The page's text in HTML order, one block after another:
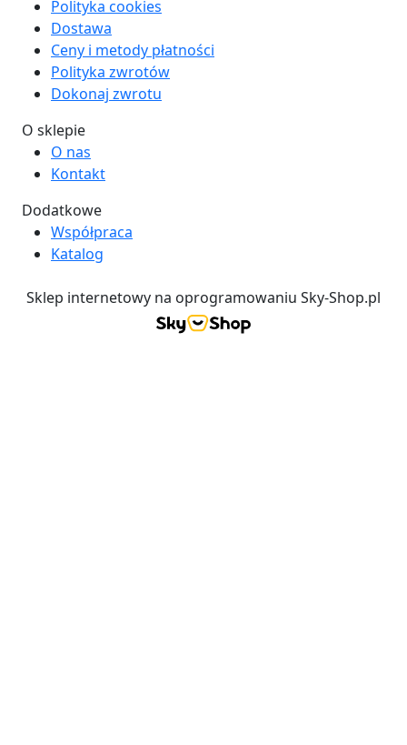
Polityka cookies
Dostawa
Ceny i metody płatności
Polityka zwrotów
Dokonaj zwrotu
O sklepie
O nas
Kontakt
Dodatkowe
Współpraca
Katalog
Sklep internetowy na oprogramowaniu Sky-Shop.pl